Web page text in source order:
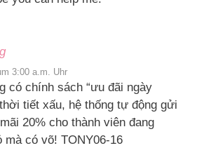
3:00 a.m. Uhr
có chính sách “ưu đãi ngày
tiết xấu, hệ thống tự động gửi
20% cho thành viên đang
mà có võ! TONY06-16